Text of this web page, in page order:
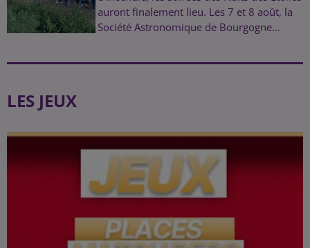
auront finalement lieu. Les 7 et 8 août, la
Société Astronomique de Bourgogne...
LES JEUX